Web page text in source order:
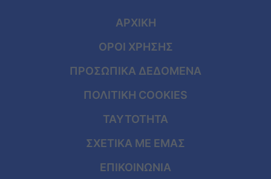
ΑΡΧΙΚΗ
ΟΡΟΙ ΧΡΗΣΗΣ
ΠΡΟΣΩΠΙΚΑ ΔΕΔΟΜΕΝΑ
ΠΟΛΙΤΙΚΗ COOKIES
ΤΑΥΤΟΤΗΤΑ
ΣΧΕΤΙΚΑ ΜΕ ΕΜΑΣ
ΕΠΙΚΟΙΝΩΝΙΑ